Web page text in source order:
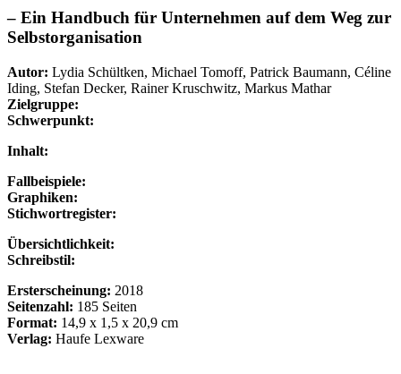
– Ein Handbuch für Unternehmen auf dem Weg zur
Selbstorganisation
Autor: Lydia Schültken, Michael Tomoff, Patrick Baumann, Céline
Iding, Stefan Decker, Rainer Kruschwitz, Markus Mathar
Zielgruppe:
Schwerpunkt:
Inhalt:
Fallbeispiele:
Graphiken:
Stichwortregister:
Übersichtlichkeit:
Schreibstil:
Ersterscheinung: 2018
Seitenzahl: 185 Seiten
Format: 14,9 x 1,5 x 20,9 cm
Verlag: Haufe Lexware